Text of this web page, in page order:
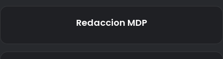
Redaccion MDP